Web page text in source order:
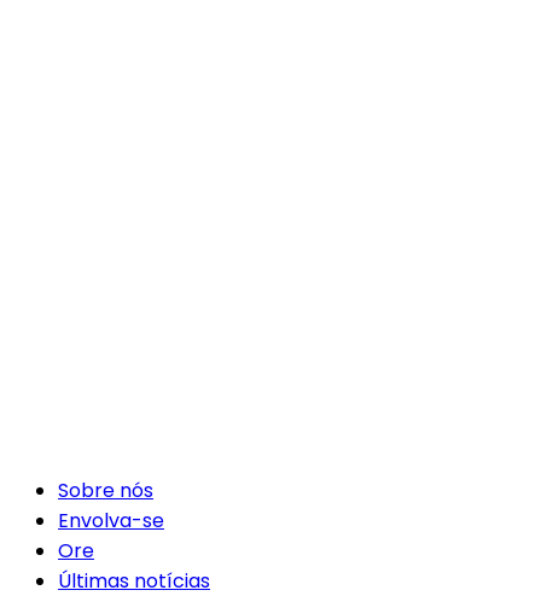
Sobre nós
Envolva-se
Ore
Últimas notícias